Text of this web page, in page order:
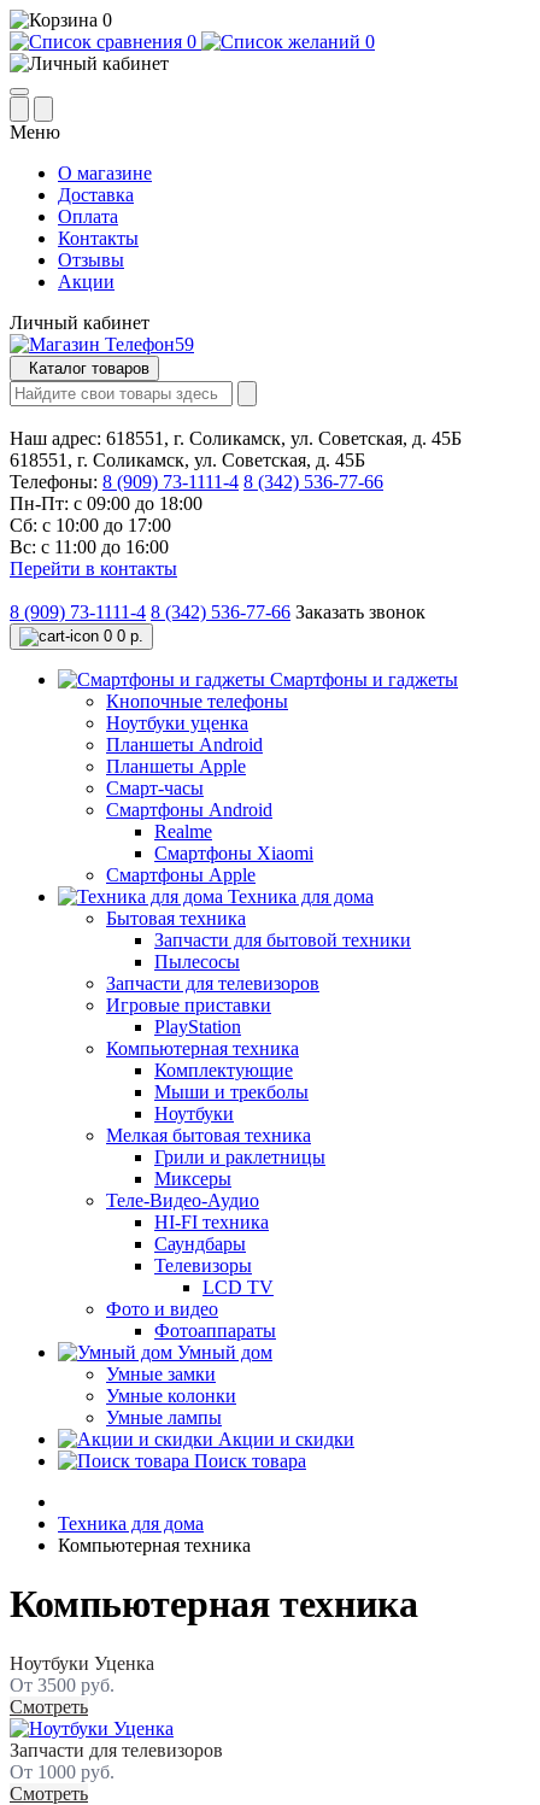
0
0
0
Меню
О магазине
Доставка
Оплата
Контакты
Отзывы
Акции
Личный кабинет
Каталог товаров
Наш адрес: 618551, г. Соликамск, ул. Советская, д. 45Б
618551, г. Соликамск, ул. Советская, д. 45Б
Телефоны: 8 (909) 73-1111-4 8 (342) 536-77-66
Пн-Пт: с 09:00 до 18:00
Сб: с 10:00 до 17:00
Вс: с 11:00 до 16:00
Перейти в контакты
8 (909) 73-1111-4 8 (342) 536-77-66 Заказать звонок
0 0 р.
Смартфоны и гаджеты
Кнопочные телефоны
Ноутбуки уценка
Планшеты Android
Планшеты Apple
Смарт-часы
Смартфоны Android
Realme
Смартфоны Xiaomi
Смартфоны Apple
Техника для дома
Бытовая техника
Запчасти для бытовой техники
Пылесосы
Запчасти для телевизоров
Игровые приставки
PlayStation
Компьютерная техника
Комплектующие
Мыши и трекболы
Ноутбуки
Мелкая бытовая техника
Грили и раклетницы
Миксеры
Теле-Видео-Аудио
HI-FI техника
Саундбары
Телевизоры
LCD TV
Фото и видео
Фотоаппараты
Умный дом
Умные замки
Умные колонки
Умные лампы
Акции и скидки
Поиск товара
Техника для дома
Компьютерная техника
Компьютерная техника
Ноутбуки Уценка
От 3500 руб.
Смотреть
Запчасти для телевизоров
От 1000 руб.
Смотреть